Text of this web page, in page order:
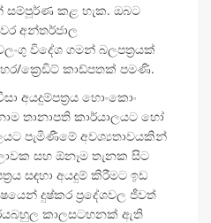
කළ හැක. ඔබට
අන්තර්ජාල
විදේශ ගමන් බලපත්‍රයක්
ක්‍රෙඩිට් කාඩ්පතක් පමණි.
අයදුම්පත්‍රය හොංකොං
තානාපති කාර්යාලයට හෝ
පැමිණීමේ අවශ්‍යතාවයකින්
සහ ඕනෑම තැනක සිට
සඳහා අයදුම් කිරීමට ඉඩ
දුෂ්කර ප්‍රදේශවල ජීවත්
කාලසටහනක් ඇති